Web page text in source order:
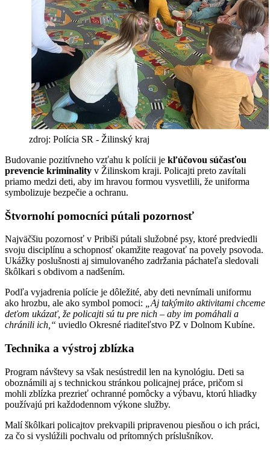
zdroj: Polícia SR - Žilinský kraj
Budovanie pozitívneho vzťahu k polícii je kľúčovou súčasťou
prevencie kriminality v Žilinskom kraji. Policajti preto zavítali
priamo medzi deti, aby im hravou formou vysvetlili, že uniforma
symbolizuje bezpečie a ochranu.
Štvornohí pomocníci pútali pozornosť
Najväčšiu pozornosť v Pribiši pútali služobné psy, ktoré predviedli
svoju disciplínu a schopnosť okamžite reagovať na povely psovoda.
Ukážky poslušnosti aj simulovaného zadržania páchateľa sledovali
škôlkari s obdivom a nadšením.
Podľa vyjadrenia polície je dôležité, aby deti nevnímali uniformu
ako hrozbu, ale ako symbol pomoci:
„Aj takýmito aktivitami chceme
deťom ukázať, že policajti sú tu pre nich – aby im pomáhali a
chránili ich,“ uviedlo Okresné riaditeľstvo PZ v Dolnom Kubíne.
Technika a výstroj zblízka
Program návštevy sa však nesústredil len na kynológiu. Deti sa
oboznámili aj s technickou stránkou policajnej práce, pričom si
mohli zblízka prezrieť ochranné pomôcky a výbavu, ktorú hliadky
používajú pri každodennom výkone služby.
Malí škôlkari policajtov prekvapili pripravenou piesňou o ich práci,
za čo si vyslúžili pochvalu od prítomných príslušníkov.